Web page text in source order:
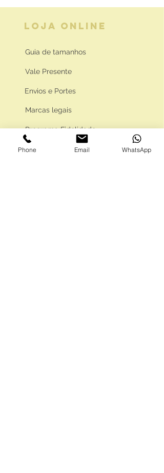
LOJA ONLINE
Guia de tamanhos
Vale Presente
Envios e Portes
Marcas legais
Programa Fidelidade
Phone Email WhatsApp